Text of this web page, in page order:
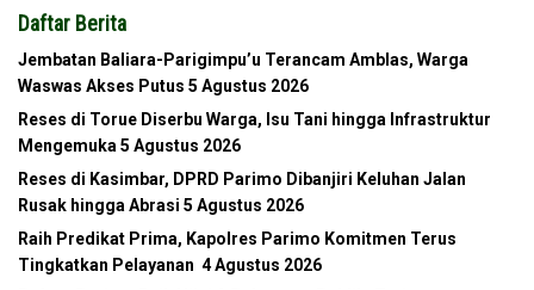
Daftar Berita
Jembatan Baliara-Parigimpu’u Terancam Amblas, Warga
Waswas Akses Putus 5 Agustus 2026
Reses di Torue Diserbu Warga, Isu Tani hingga Infrastruktur
Mengemuka 5 Agustus 2026
Reses di Kasimbar, DPRD Parimo Dibanjiri Keluhan Jalan
Rusak hingga Abrasi 5 Agustus 2026
Raih Predikat Prima, Kapolres Parimo Komitmen Terus
Tingkatkan Pelayanan 4 Agustus 2026